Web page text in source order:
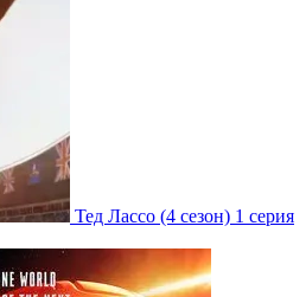
Тед Лассо (4 сезон) 1 серия